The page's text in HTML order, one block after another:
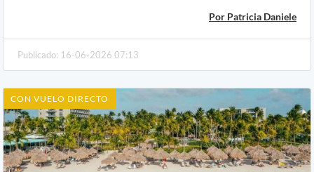
Por Patricia Daniele
Publicado: 16-06-2026 07:13
CON VUELO DIRECTO